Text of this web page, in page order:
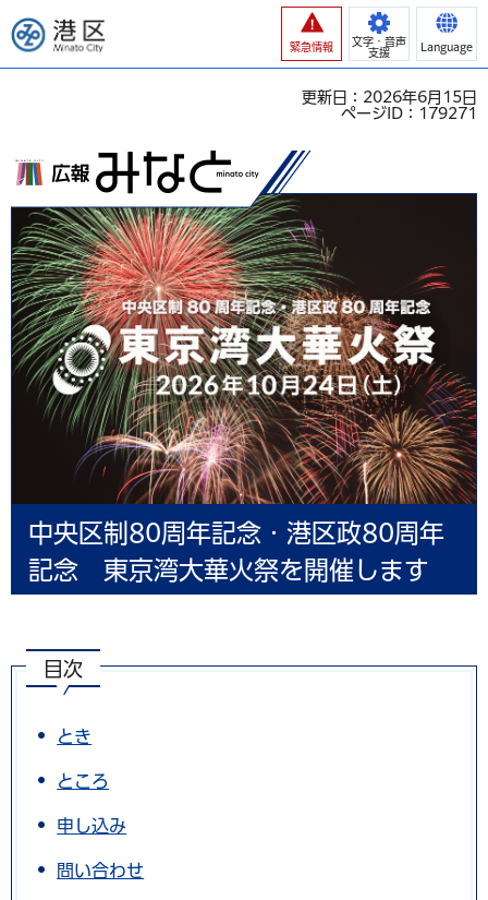
港区
緊急情報
文字・音声
支援
Language
更新日：2026年6月15日
ページID：179271
広報みなと
中央区制80周年記念・港区政80周年
記念 東京湾大華火祭を開催します
目次
とき
ところ
申し込み
問い合わせ